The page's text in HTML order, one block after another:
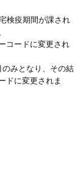
検疫期間が課され
コードに変更され
のみとなり、その結
ドに変更されま